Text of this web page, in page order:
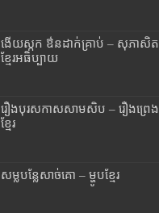
ងើយស្កក ឳនដាក់គ្រាប់ – សុភាសិត
ខ្មែរអធិប្បាយ
រឿងបុរសកាសសាមសិប – រឿងព្រេង
ខ្មែរ
សម្លបន្លែសាច់គោ – ម្ហូបខ្មែរ